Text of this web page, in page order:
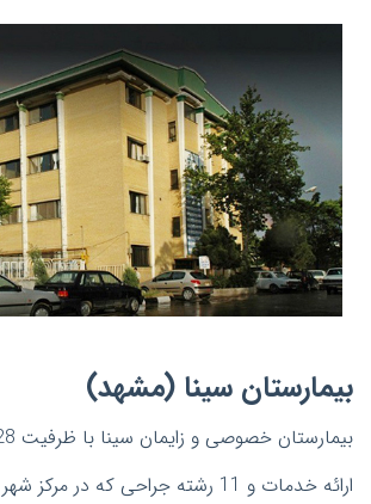
بیمارستان سینا (مشهد)
ارائه خدمات و 11 رشته جراحی که در